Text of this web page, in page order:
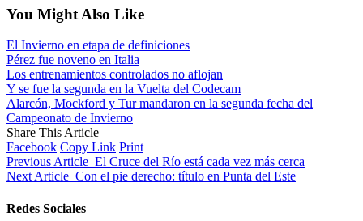
You Might Also Like
El Invierno en etapa de definiciones
Pérez fue noveno en Italia
Los entrenamientos controlados no aflojan
Y se fue la segunda en la Vuelta del Codecam
Alarcón, Mockford y Tur mandaron en la segunda fecha del
Campeonato de Invierno
Share This Article
Facebook Copy Link Print
Previous Article El Cruce del Río está cada vez más cerca
Next Article Con el pie derecho: título en Punta del Este
Redes Sociales